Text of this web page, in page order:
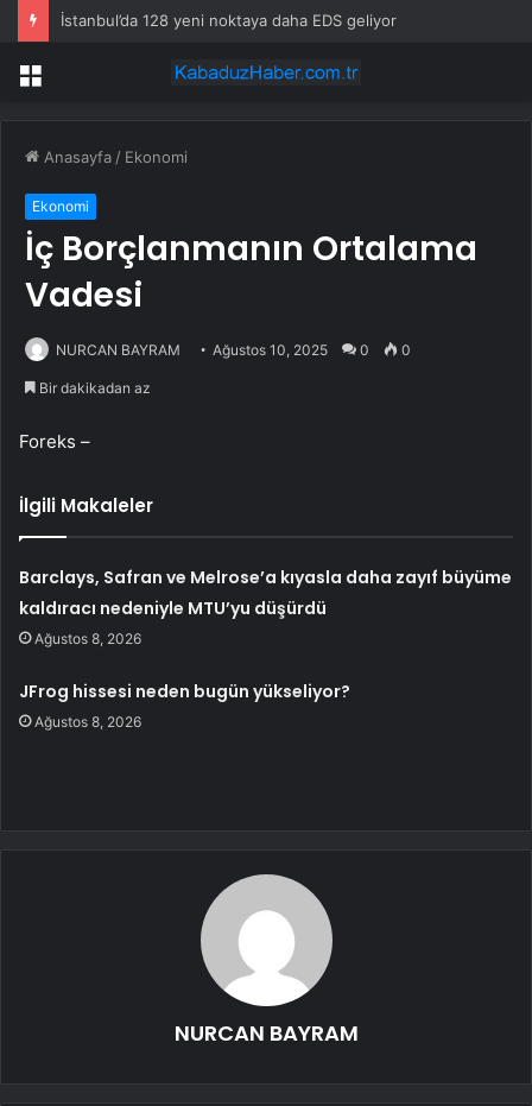
İstanbul’da 128 yeni noktaya daha EDS geliyor
Menü
Anasayfa / Ekonomi
Ekonomi
İç Borçlanmanın Ortalama
Vadesi
NURCAN BAYRAM Ağustos 10, 2025 0 0
Bir dakikadan az
Foreks –
İlgili Makaleler
Barclays, Safran ve Melrose’a kıyasla daha zayıf büyüme
kaldıracı nedeniyle MTU’yu düşürdü
Ağustos 8, 2026
JFrog hissesi neden bugün yükseliyor?
Ağustos 8, 2026
NURCAN BAYRAM